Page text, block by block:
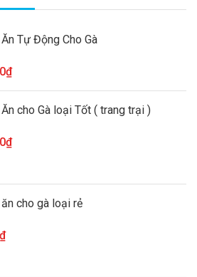
Tự Động Cho Gà
cho Gà loại Tốt ( trang trại )
cho gà loại rẻ